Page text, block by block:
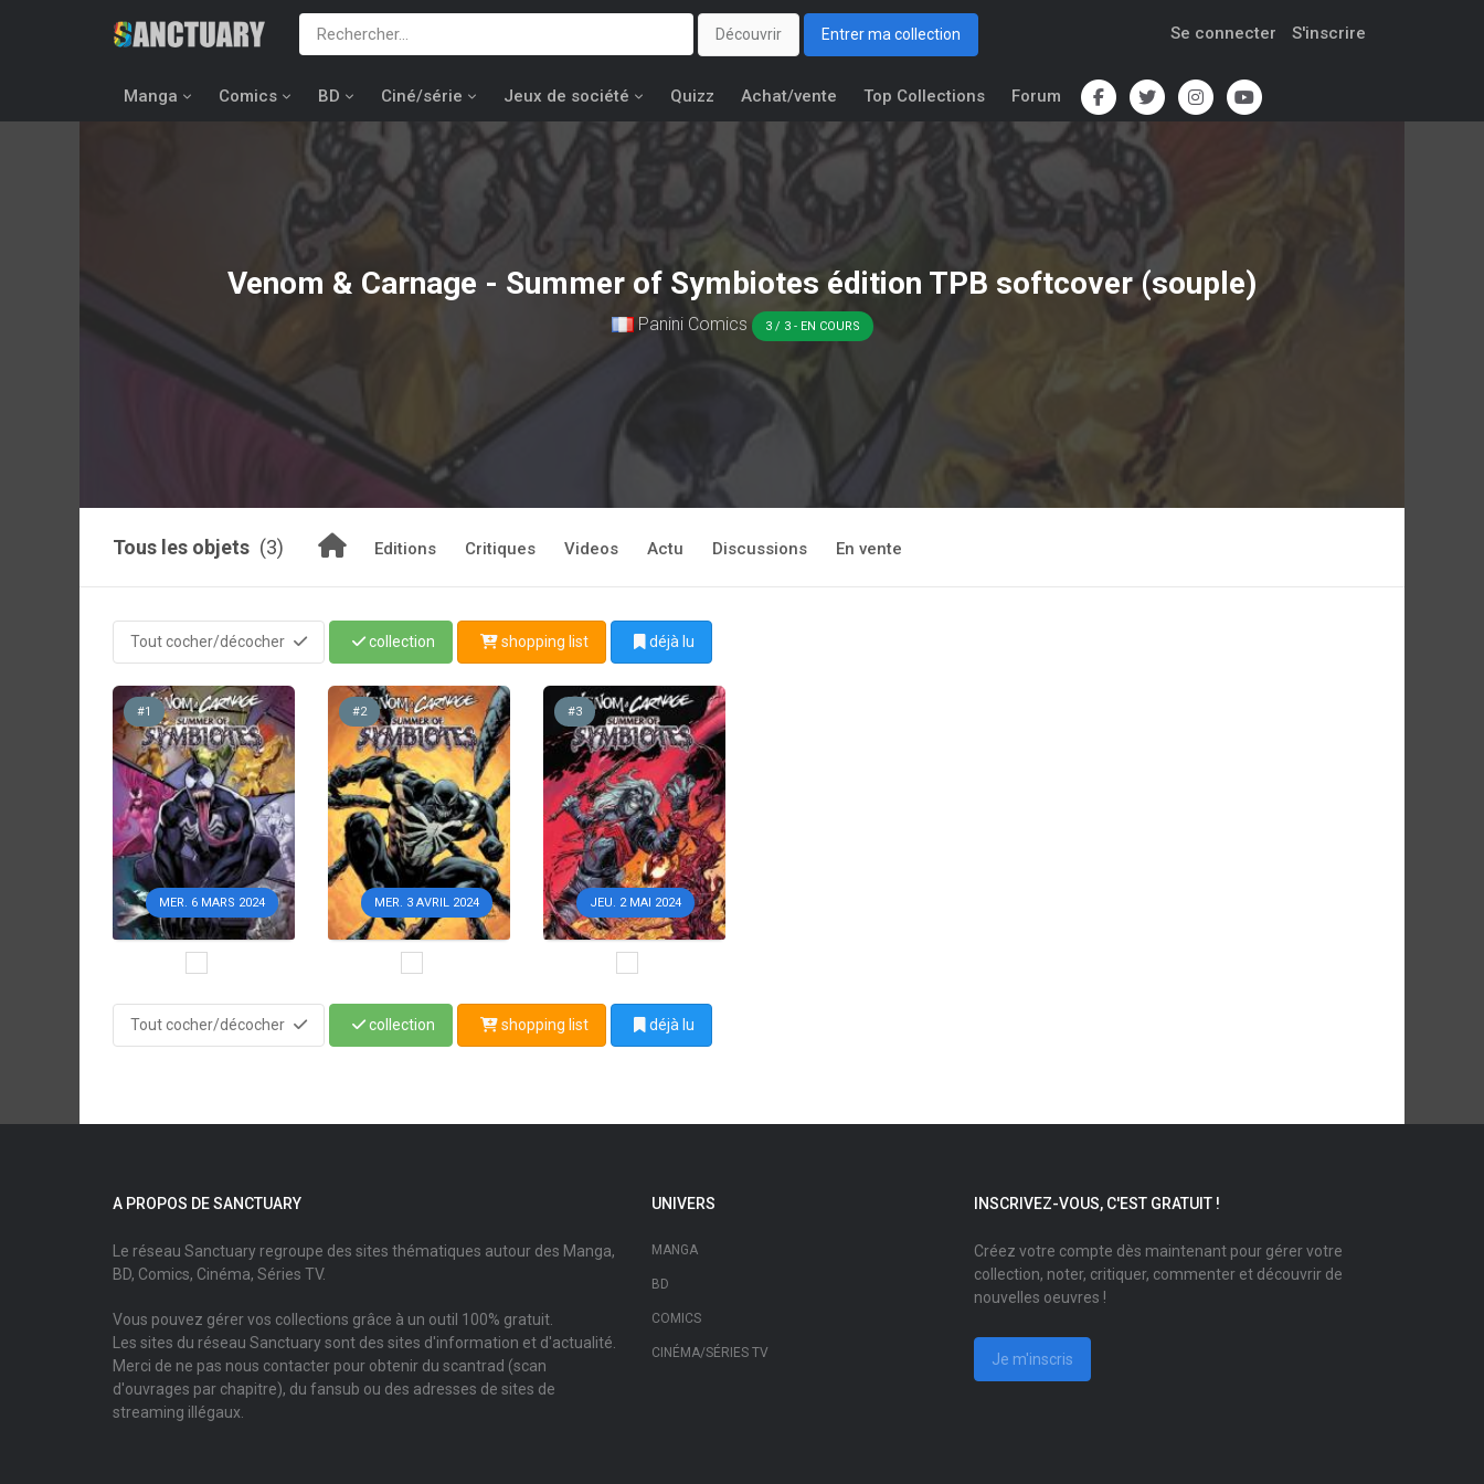
Découvrir Entrer ma collection Se connecter S'inscrire
Manga Comics BD Ciné/série Jeux de société Quizz Achat/vente Top Collections Forum
Venom & Carnage - Summer of Symbiotes édition TPB softcover (souple)
Panini Comics 3 / 3 - EN COURS
Tous les objets (3) Editions Critiques Videos Actu Discussions En vente
Tout cocher/décocher collection shopping list déjà lu
MER. 6 MARS 2024
#1
MER. 3 AVRIL 2024
#2
JEU. 2 MAI 2024
#3
Tout cocher/décocher collection shopping list déjà lu
A PROPOS DE SANCTUARY
Le réseau Sanctuary regroupe des sites thématiques autour des Manga,
BD, Comics, Cinéma, Séries TV.
Vous pouvez gérer vos collections grâce à un outil 100% gratuit.
Les sites du réseau Sanctuary sont des sites d'information et d'actualité.
Merci de ne pas nous contacter pour obtenir du scantrad (scan
d'ouvrages par chapitre), du fansub ou des adresses de sites de
streaming illégaux.
UNIVERS
MANGA
BD
COMICS
CINÉMA/SÉRIES TV
INSCRIVEZ-VOUS, C'EST GRATUIT !
Créez votre compte dès maintenant pour gérer votre
collection, noter, critiquer, commenter et découvrir de
nouvelles oeuvres !
Je m'inscris